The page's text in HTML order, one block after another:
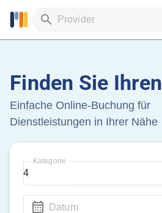
Provider
Finden Sie
Einfache Online-Buchung für
Dienstleistungen in Ihrer Nähe
4
Kategorie
Datum